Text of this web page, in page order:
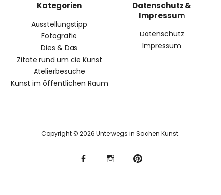
Kategorien
Ausstellungstipp
Fotografie
Dies & Das
Zitate rund um die Kunst
Atelierbesuche
Kunst im öffentlichen Raum
Datenschutz &
Impressum
Datenschutz
Impressum
Copyright © 2026 Unterwegs in Sachen Kunst